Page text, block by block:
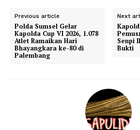
Previous article
Polda Sumsel Gelar
Kapolda Cup VI 2026, 1.078
Atlet Ramaikan Hari
Bhayangkara ke-80 di
Palembang
Next
Senpi
Bukti